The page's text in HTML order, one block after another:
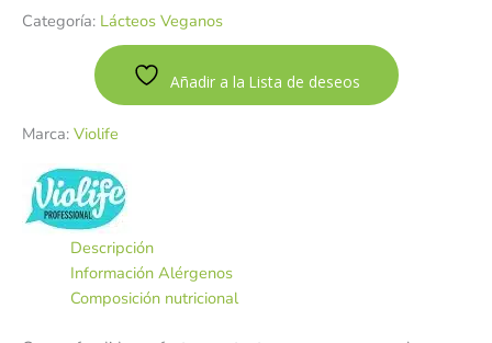
Categoría: Lácteos Veganos
Añadir a la Lista de deseos
Marca: Violife
Descripción
Información Alérgenos
Composición nutricional